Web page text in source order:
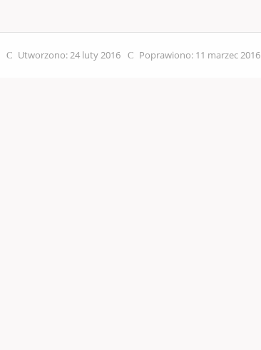
Utworzono: 24 luty 2016 Poprawiono: 11 marzec 2016